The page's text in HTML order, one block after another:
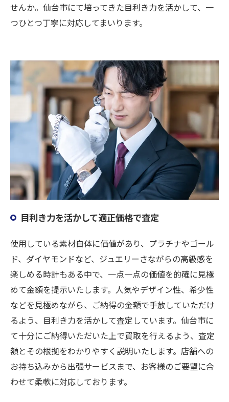
せんか。仙台市にて培ってきた目利き力を活かして、一
つひとつ丁寧に対応してまいります。
目利き力を活かして適正価格で査定
使用している素材自体に価値があり、プラチナやゴール
ド、ダイヤモンドなど、ジュエリーさながらの高級感を
楽しめる時計もある中で、一点一点の価値を的確に見極
めて金額を提示いたします。人気やデザイン性、希少性
などを見極めながら、ご納得の金額で手放していただけ
るよう、目利き力を活かして査定しています。仙台市に
て十分にご納得いただいた上で買取を行えるよう、査定
額とその根拠をわかりやすく説明いたします。店舗への
お持ち込みから出張サービスまで、お客様のご要望に合
わせて柔軟に対応しております。